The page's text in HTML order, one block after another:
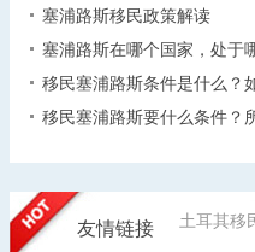
塞浦路斯移民政策解读
塞浦路斯在哪个国家，处于
移民塞浦路斯条件是什么？
移民塞浦路斯要什么条件？
友情链接 土耳其移